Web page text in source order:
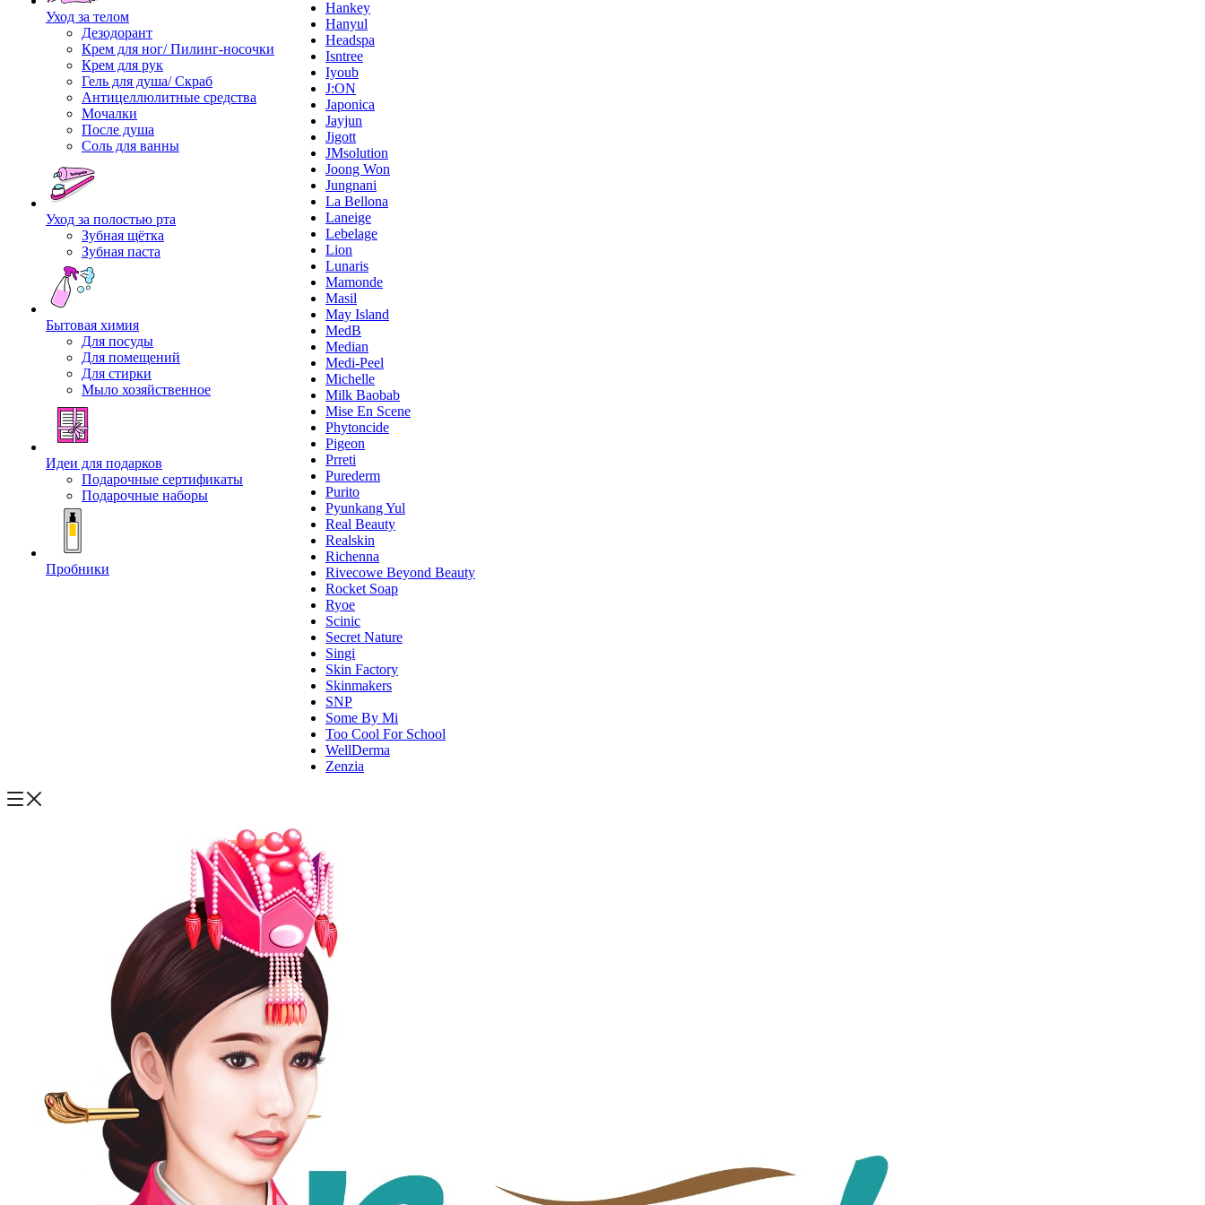
Уход за телом
Дезодорант
Крем для ног/ Пилинг-носочки
Крем для рук
Гель для душа/ Скраб
Антицеллюлитные средства
Мочалки
После душа
Соль для ванны
Уход за полостью рта
Зубная щётка
Зубная паста
Бытовая химия
Для посуды
Для помещений
Для стирки
Мыло хозяйственное
Идеи для подарков
Подарочные сертификаты
Подарочные наборы
Пробники
Hankey
Hanyul
Headspa
Isntree
Iyoub
J:ON
Japonica
Jayjun
Jigott
JMsolution
Joong Won
Jungnani
La Bellona
Laneige
Lebelage
Lion
Lunaris
Mamonde
Masil
May Island
MedB
Median
Medi-Peel
Michelle
Milk Baobab
Mise En Scene
Phytoncide
Pigeon
Prreti
Purederm
Purito
Pyunkang Yul
Real Beauty
Realskin
Richenna
Rivecowe Beyond Beauty
Rocket Soap
Ryoe
Scinic
Secret Nature
Singi
Skin Factory
Skinmakers
SNP
Some By Mi
Too Cool For School
WellDerma
Zenzia